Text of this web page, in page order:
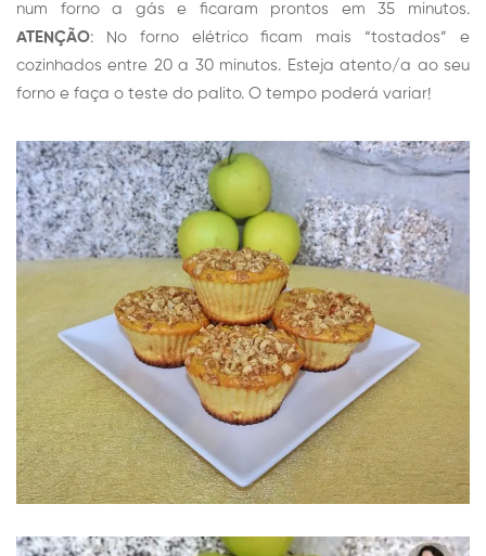
num forno a gás e ficaram prontos em 35 minutos.
ATENÇÃO: No forno elétrico ficam mais “tostados” e
cozinhados entre 20 a 30 minutos. Esteja atento/a ao seu
forno e faça o teste do palito. O tempo poderá variar!